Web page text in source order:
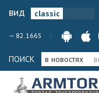
вид
— 82.1665
ПОИСК в новостях